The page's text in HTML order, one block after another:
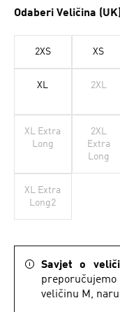
Odaberi Veličina (UK)
2XS XS
XL 2XL
XL Extra
Long
2XL
Extra
Long
XL Extra
Long2
Savjet o
veličinu M,